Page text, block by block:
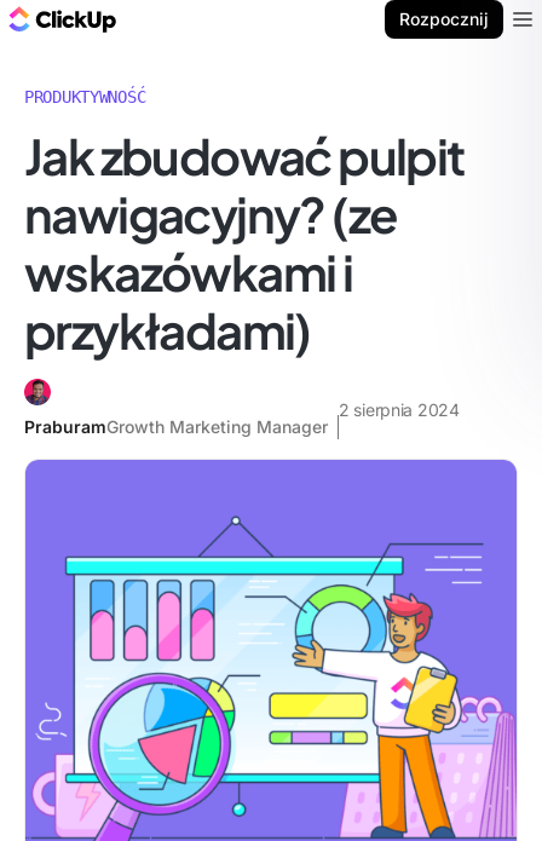
Rozpocznij
PRODUKTYWNOŚĆ
Jak zbudować pulpit
nawigacyjny? (ze
wskazówkami i
przykładami)
PraburamGrowth Marketing Manager
2 sierpnia 2024